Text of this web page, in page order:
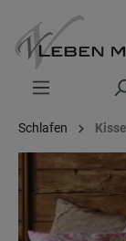
springen
Schlafen